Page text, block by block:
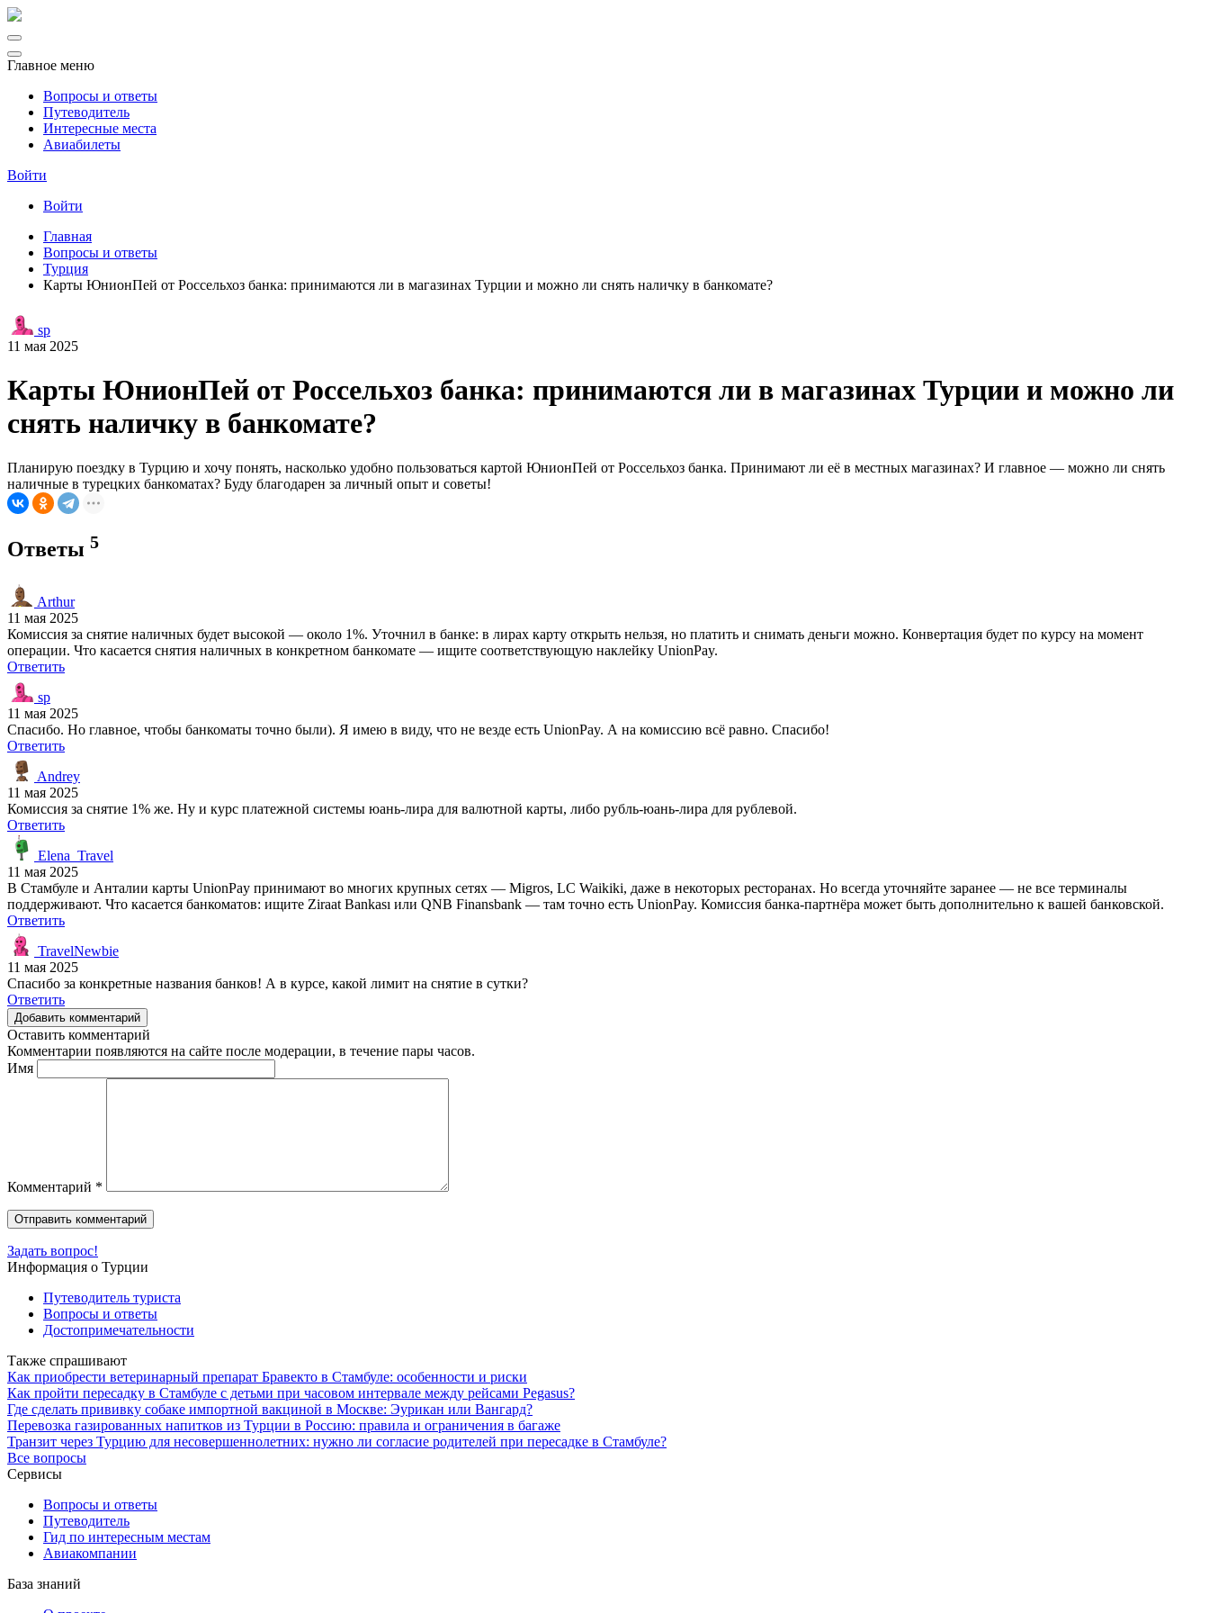
Главное меню
Вопросы и ответы
Путеводитель
Интересные места
Авиабилеты
Войти
Войти
Главная
Вопросы и ответы
Турция
Карты ЮнионПей от Россельхоз банка: принимаются ли в магазинах Турции и можно ли снять наличку в банкомате?
sp
11 мая 2025
Карты ЮнионПей от Россельхоз банка: принимаются ли в магазинах Турции и можно ли
снять наличку в банкомате?
Планирую поездку в Турцию и хочу понять, насколько удобно пользоваться картой ЮнионПей от Россельхоз банка. Принимают ли её в местных магазинах? И главное — можно ли снять
наличные в турецких банкоматах? Буду благодарен за личный опыт и советы!
Ответы 5
Arthur
11 мая 2025
Комиссия за снятие наличных будет высокой — около 1%. Уточнил в банке: в лирах карту открыть нельзя, но платить и снимать деньги можно. Конвертация будет по курсу на момент
операции. Что касается снятия наличных в конкретном банкомате — ищите соответствующую наклейку UnionPay.
Ответить
sp
11 мая 2025
Спасибо. Но главное, чтобы банкоматы точно были). Я имею в виду, что не везде есть UnionPay. А на комиссию всё равно. Спасибо!
Ответить
Andrey
11 мая 2025
Комиссия за снятие 1% же. Ну и курс платежной системы юань-лира для валютной карты, либо рубль-юань-лира для рублевой.
Ответить
Elena_Travel
11 мая 2025
В Стамбуле и Анталии карты UnionPay принимают во многих крупных сетях — Migros, LC Waikiki, даже в некоторых ресторанах. Но всегда уточняйте заранее — не все терминалы
поддерживают. Что касается банкоматов: ищите Ziraat Bankası или QNB Finansbank — там точно есть UnionPay. Комиссия банка-партнёра может быть дополнительно к вашей банковской.
Ответить
TravelNewbie
11 мая 2025
Спасибо за конкретные названия банков! А в курсе, какой лимит на снятие в сутки?
Ответить
Добавить комментарий
Оставить комментарий
Комментарии появляются на сайте после модерации, в течение пары часов.
Имя
Комментарий *
Задать вопрос!
Информация о Турции
Путеводитель туриста
Вопросы и ответы
Достопримечательности
Также спрашивают
Как приобрести ветеринарный препарат Бравекто в Стамбуле: особенности и риски
Как пройти пересадку в Стамбуле с детьми при часовом интервале между рейсами Pegasus?
Где сделать прививку собаке импортной вакциной в Москве: Эурикан или Вангард?
Перевозка газированных напитков из Турции в Россию: правила и ограничения в багаже
Транзит через Турцию для несовершеннолетних: нужно ли согласие родителей при пересадке в Стамбуле?
Все вопросы
Сервисы
Вопросы и ответы
Путеводитель
Гид по интересным местам
Авиакомпании
База знаний